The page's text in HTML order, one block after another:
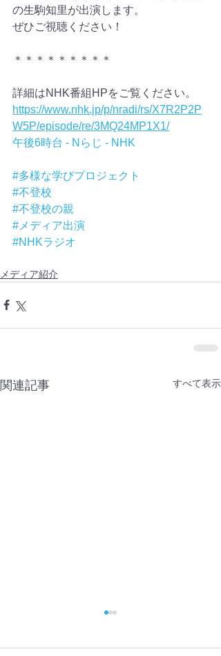
の生駒知里が出演します。
ぜひご視聴ください！
＊＊＊＊＊＊＊＊＊
詳細はNHK番組HPをご覧ください。
https://www.nhk.jp/p/nradi/rs/X7R2P2P
W5P/episode/re/3MQ24MP1X1/
午後6時台 - Nらじ - NHK
#多様な学びプロジェクト
#不登校
#不登校の親
#メディア出演
#NHKラジオ
メディア紹介
関連記事 すべて表示